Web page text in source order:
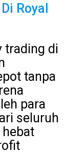
Royal
trading di
tanpa
para
seluruh